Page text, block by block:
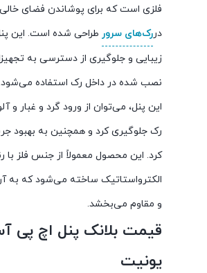
فلزی است که برای پوشاندن فضای
دررک‌های سرور طراحی شده است. این
زیبایی و جلوگیری از دسترسی به
نصب شده در داخل رک استفاده می‌شود.
این پنل، می‌توان از ورود گرد و غبار و
رک جلوگیری کرد و همچنین به بهبود
کرد. این محصول معمولاً از جنس فلز
الکترواستاتیک ساخته می‌شود که به
و مقاوم می‌بخشد.
یونیت